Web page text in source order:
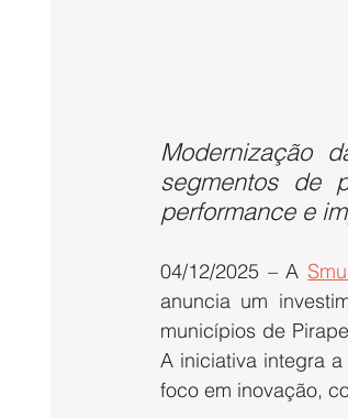
Modernização
segmentos de
performance e
04/12/2025 – A
anuncia um
municípios de
A iniciativa integra
foco em inovação,